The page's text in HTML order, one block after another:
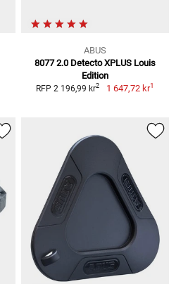
ABUS
8077 2.0 Detecto XPLUS Louis
Edition
RFP 2 196,99 kr2 1 647,72 kr1